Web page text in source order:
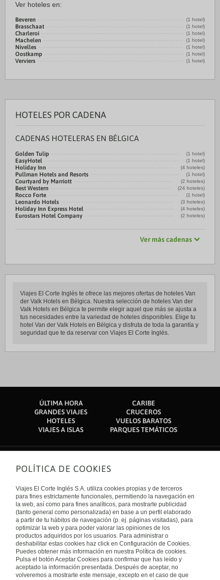
Ver hoteles en:
Beveren (1 hotel)
Brasschaat (1 hotel)
Charleroi (1 hotel)
Machelen (1 hotel)
Nivelles (1 hotel)
Oostkamp (1 hotel)
Verviers (1 hotel)
HOTELES POR CADENA
CADENAS HOTELERAS EN BÉLGICA
Golden Tulip (1 hotel)
EasyHotel (1 hotel)
Holiday Inn (4 hoteles)
Pullman Hotels and Resorts (1 hotel)
Courtyard by Marriott (2 hoteles)
Best Western (24 hoteles)
Rocco Forte (1 hotel)
Leonardo Hotels (3 hoteles)
Holiday Inn Express Hotel (4 hoteles)
Eurostars Hotel Company (2 hoteles)
Ver más cadenas
Viajes El Corte Inglés te ofrece las mejores ofertas de hoteles Van
der Valk Hotels en Bélgica. Nuestra selección de hoteles Van der
Valk Hotels en Bélgica te permite elegir aquel que más se ajusta a
tus necesidades entre la variedad de hoteles disponibles. Elige tu
hotel Van der Valk Hotels en Bélgica y disfruta de toda la garantía y
seguridad que te da reservar con Viajes El Corte Inglés.
ÚLTIMA HORA
CARIBE
GRANDES VIAJES
CRUCEROS
HOTELES
VUELOS BARATOS
VIAJES A ISLAS
PARQUES TEMÁTICOS
Sobre nosotros
Quiénes somos
Financiación
Sostenibilidad
Turismo accesible
Tarjeta El Corte Inglés
Trabaja con nosotros
El Corte Inglés
Canal Ético
Enlaces de interés
Guías de viaje
Catálogos
Auto check-in
Condiciones Generales
Política de privacidad
Política de cookies
Accesibilidad
Empresas/ Grupos
Internacional
España
Visita nuestro blog
POLÍTICA DE COOKIES
Viajes El Corte Inglés S.A. utiliza cookies propias y de terceros
para fines estrictamente funcionales, permitiendo la navegación en
la web, así como para fines analíticos, para mostrarte publicidad
(tanto general como personalizada) en base a un perfil elaborado
a partir de tu hábitos de navegación (p. ej. páginas visitadas), para
optimizar la web y para poder valorar las opiniones de los
productos adquiridos por los usuarios. Para administrar o
deshabilitar estas cookies haz click en Configuración de Cookies.
Puedes obtener más información en nuestra Política de cookies.
Pulsa el botón Aceptar Cookies para confirmar que has leído y
aceptado la información presentada. Después de aceptar, no
volveremos a mostrarte este mensaje, excepto en el caso de que